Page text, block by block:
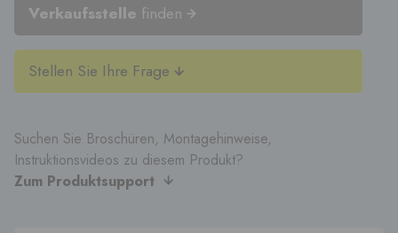
Verkaufsstelle finden
Stellen Sie Ihre Frage
Suchen Sie Broschüren, Montagehinweise,
Instruktionsvideos zu diesem Produkt?
Zum Produktsupport